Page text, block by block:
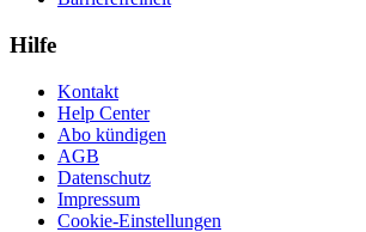
Hilfe
Kontakt
Help Center
Abo kündigen
AGB
Datenschutz
Impressum
Cookie-Einstellungen